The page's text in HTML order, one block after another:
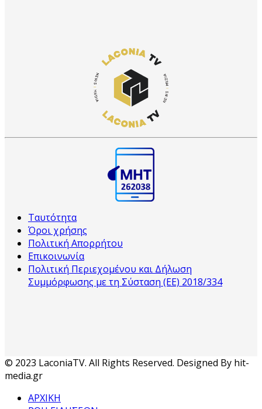
Ταυτότητα
Όροι χρήσης
Πολιτική Απορρήτου
Επικοινωνία
Πολιτική Περιεχομένου και Δήλωση
Συμμόρφωσης με τη Σύσταση (ΕΕ) 2018/334
© 2023 LaconiaTV. All Rights Reserved. Designed By hit-
media.gr
ΑΡΧΙΚΗ